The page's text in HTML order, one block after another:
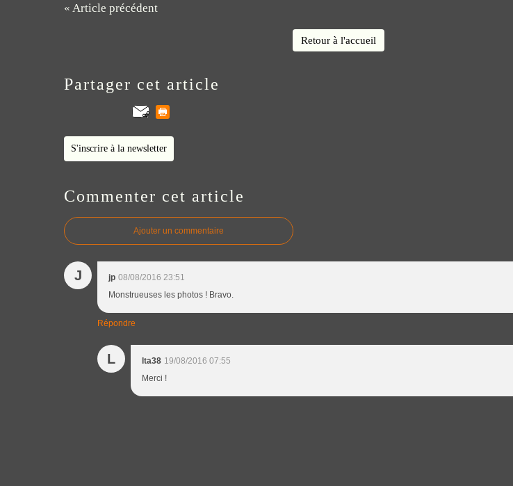
« Article précédent
Retour à l'accueil
Partager cet article
S'inscrire à la newsletter
Commenter cet article
Ajouter un commentaire
J jp 08/08/2016 23:51
Monstrueuses les photos ! Bravo.
Répondre
L lta38 19/08/2016 07:55
Merci !